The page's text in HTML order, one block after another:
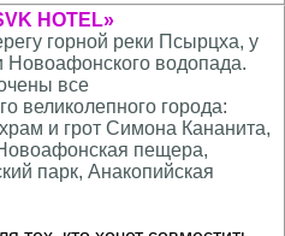
HOTEL»
горной реки Псырцха, у
Новоафонского водопада.
все
великолепного города:
и грот Симона Кананита,
пещера,
парк, Анакопийская